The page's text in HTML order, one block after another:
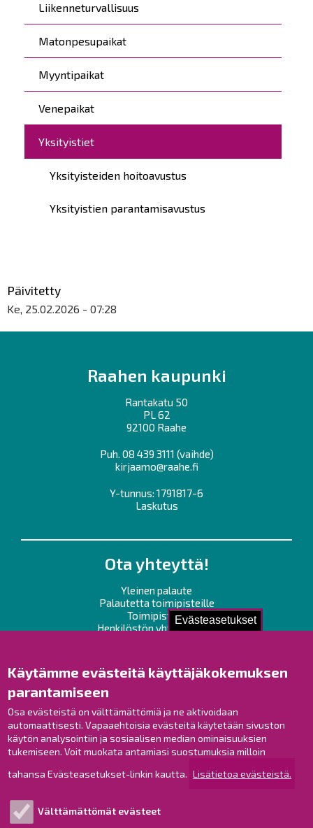
Evästeasetukset
Käytämme evästeitä käyttäjäkokemuksen
parantamiseen
Osa evästeistä on välttämättömiä ja ne aktivoidaan
automaattisesti. Vapaaehtoisia evästeitä käytetään sivuston
käytön analysointiin ja sosiaalisen median ominaisuuksien
tukemiseen. Voit muokata antamiasi suostumuksia milloin
tahansa Evästeasetukset-linkin kautta. Lisätietoa evästeistä.
Välttämättömät evästeet
Liikenneturvallisuus
Matonpesupaikat
Myyntipaikat
Venepaikat
Yksityistiet
Yksityisteiden hoitoavustus
Yksityistien parantamisavustus
Päivitetty
Ke, 25.02.2026 - 07:28
Raahen kaupunki
Rantakatu 50
PL 62
92100 Raahe
Puh. 08 439 3111 (vaihde)
kirjaamo@raahe.fi
Y-tunnus: 1791817-6
Laskutus
Ota yhteyttä!
Yleinen palaute
Palautetta toimipisteille
Toimipisteet
Henkilöstön yhteystiedot
Raahe Facebookissa
Raahe Instagramissa
Raahe LinkedInissä
Raahe YouTubessa
Esityslistat ja pöytäkirjat